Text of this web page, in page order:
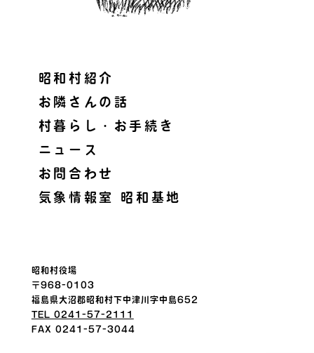
昭和村紹介
お隣さんの話
村暮らし・お手続き
ニュース
お問合わせ
気象情報室 昭和基地
昭和村役場
〒968-0103
福島県大沼郡昭和村下中津川字中島652
TEL 0241-57-2111
FAX 0241-57-3044